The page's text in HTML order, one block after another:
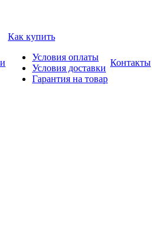
Как купить
Условия оплаты
Условия доставки
Гарантия на товар
Контакты